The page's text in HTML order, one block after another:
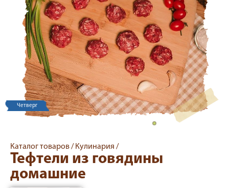
Четверг
Каталог товаров / Кулинария /
Тефтели из говядины
домашние